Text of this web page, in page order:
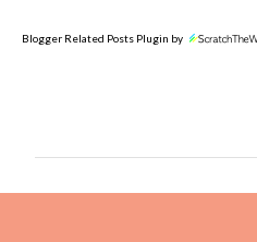
Blogger Related Posts Plugin by